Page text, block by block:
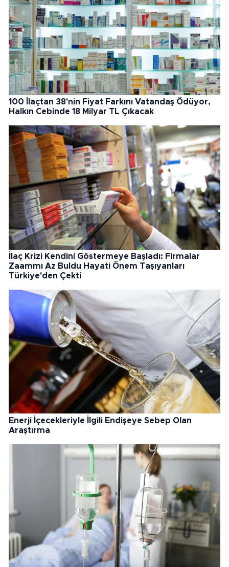
100 İlaçtan 38'nin Fiyat Farkını Vatandaş Ödüyor,
Halkın Cebinde 18 Milyar TL Çıkacak
İlaç Krizi Kendini Göstermeye Başladı: Firmalar
Zaammı Az Buldu Hayati Önem Taşıyanları
Türkiye'den Çekti
Enerji İçecekleriyle İlgili Endişeye Sebep Olan
Araştırma